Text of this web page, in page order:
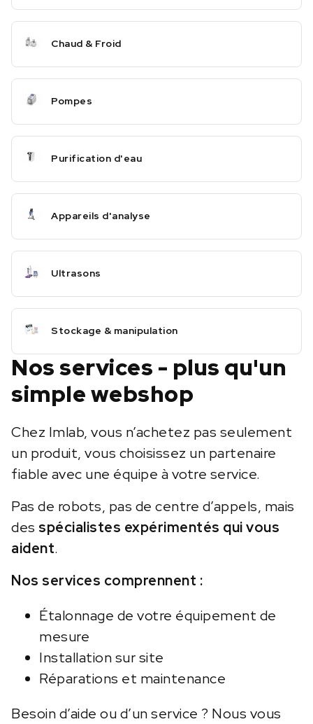
Chaud & Froid
Pompes
Purification d'eau
Appareils d'analyse
Ultrasons
Stockage & manipulation
Nos services - plus qu'un
simple webshop
Chez Imlab, vous n’achetez pas seulement
un produit, vous choisissez un partenaire
fiable avec une équipe à votre service.
Pas de robots, pas de centre d’appels, mais
des spécialistes expérimentés qui vous
aident.
Nos services comprennent :
Étalonnage de votre équipement de
mesure
Installation sur site
Réparations et maintenance
Besoin d’aide ou d’un service ? Nous vous